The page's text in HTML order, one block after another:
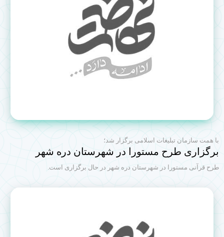
با همت سازمان تبلیغات اسلامی برگزار شد؛
برگزاری طرح مستورا در شهرستان دره شهر
طرح قرآنی مستورا در شهرستان دره شهر در حال برگزاری است.